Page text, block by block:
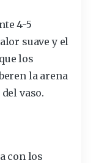
4-5
suave y el
los
la arena
vaso.
con los